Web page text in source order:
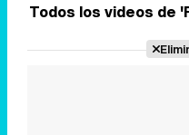
23
Todos los videos de